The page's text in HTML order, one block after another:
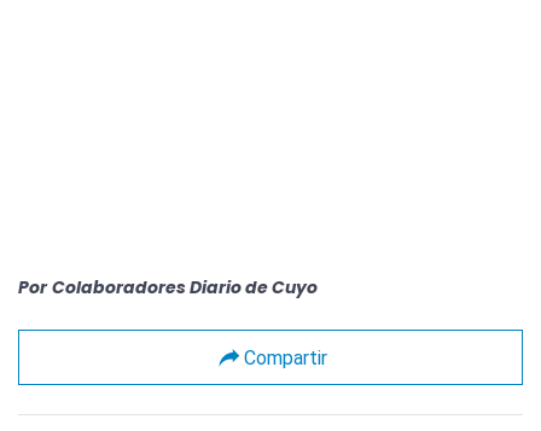
Por Colaboradores Diario de Cuyo
Compartir